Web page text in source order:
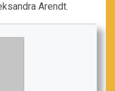
Arendt.